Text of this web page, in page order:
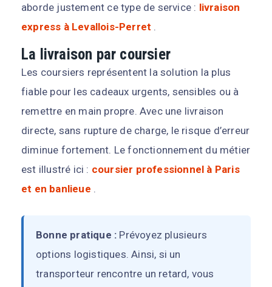
aborde justement ce type de service : livraison
express à Levallois-Perret .
La livraison par coursier
Les coursiers représentent la solution la plus
fiable pour les cadeaux urgents, sensibles ou à
remettre en main propre. Avec une livraison
directe, sans rupture de charge, le risque d’erreur
diminue fortement. Le fonctionnement du métier
est illustré ici : coursier professionnel à Paris
et en banlieue .
Bonne pratique : Prévoyez plusieurs
options logistiques. Ainsi, si un
transporteur rencontre un retard, vous